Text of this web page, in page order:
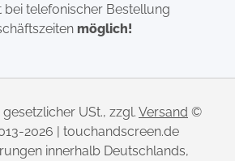
bei telefonischer Bestellung
möglich!
gesetzlicher USt., zzgl. Versand ©
2026 | touchandscreen.de
innerhalb Deutschlands,